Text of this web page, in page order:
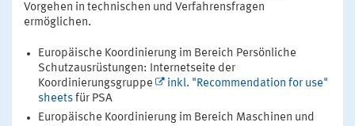
Vorgehen in technischen und Verfahrensfragen
ermöglichen.
Europäische Koordinierung im Bereich Persönliche
Schutzausrüstungen: Internetseite der
Koordinierungsgruppe
inkl. "Recommendation for use"
sheetsfür PSA
Europäische Koordinierung im Bereich Maschinen und